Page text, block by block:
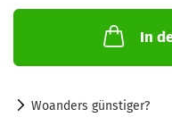
In
Woanders günstiger?